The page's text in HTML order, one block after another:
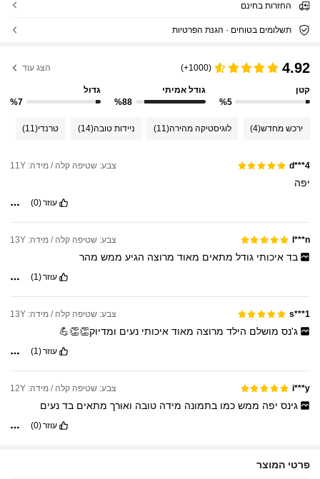
החזרות בחינם
תשלומים בטוחים · הגנת הפרטיות
4.92
(1000+) הצג עוד
קטן
%5
גודל אמיתי
%88
גדול
%7
ירכש מחדש(4) לוגיסטיקה מהירה(11) ניידות טובה(14) טרנדי(11)
d***4 צבע: שטיפה קלה / מידה: 11Y
יפה
עוזר(0)
l***n צבע: שטיפה קלה / מידה: 13Y
בד איכותי גודל מתאים מאוד מרוצה הגיע ממש מהר
עוזר(1)
s***1 צבע: שטיפה קלה / מידה: 13Y
ג'נס מושלם הילד מרוצה מאוד איכותי נעים ומדיוק👏👏💪
עוזר(1)
i***y צבע: שטיפה קלה / מידה: 12Y
גינס יפה ממש כמו בתמונה מידה טובה ואורך מתאים בד נעים
עוזר(0)
פרטי המוצר